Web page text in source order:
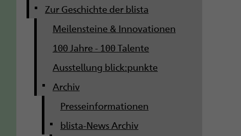
g
o
Zur Geschichte der blista
Meilensteine & Innovationen
100 Jahre - 100 Talente
Ausstellung blick:punkte
Archiv
Presseinformationen
blista-News Archiv